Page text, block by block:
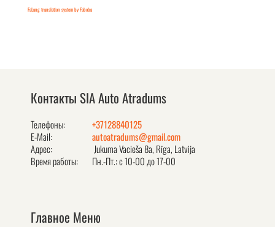
FaLang translation system by Faboba
Контакты SIA Auto Atradums
Телефоны:
+37128840125
E-Mail:
autoatradums@gmail.com
Адрес:
Jukuma Vacieša 8a, Rīga, Latvija
Время работы:
Пн.-Пт.: с 10-00 до 17-00
Главное Меню